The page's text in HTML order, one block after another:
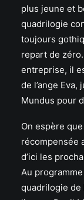
plus jeune et
quadrilogie
toujours
repart de
entreprise, il
de l’ange
Mundus pour
On espère
récompensée
d’ici les
Au
quadrilogie de